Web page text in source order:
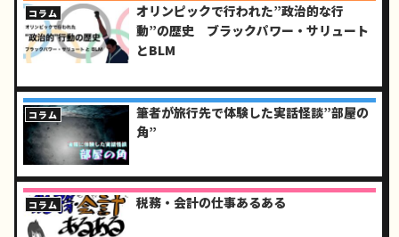
コラム
オリンピックで行われた”政治的な行
動”の歴史 ブラックパワー・サリュート
とBLM
コラム
筆者が旅行先で体験した実話怪談”部屋の
角”
コラム 税務・会計の仕事あるある